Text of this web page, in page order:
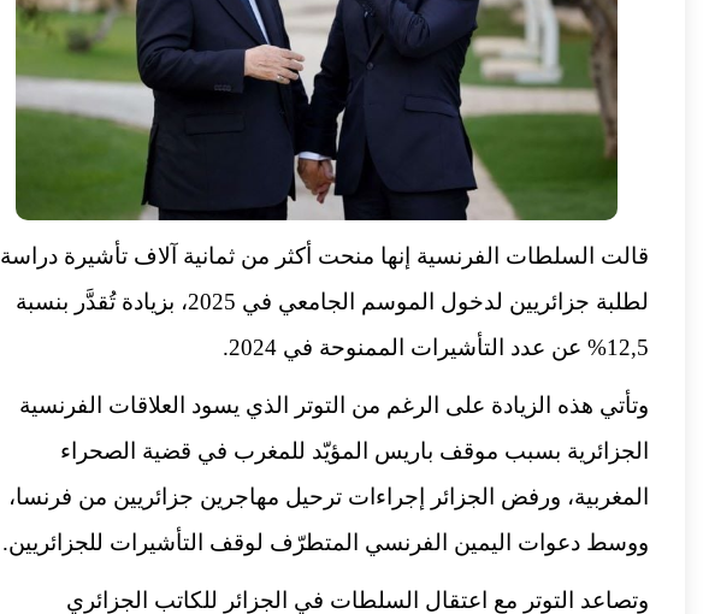
قالت السلطات الفرنسية إنها منحت أكثر من ثمانية آلاف تأشيرة دراسة
لطلبة جزائريين
لدخول الموسم الجامعي في 2025، بزيادة تُقدَّر بنسبة
12,5% عن عدد التأشيرات الممنوحة في 2024.
وتأتي هذه الزيادة على الرغم من التوتر الذي يسود العلاقات الفرنسية
الجزائرية بسبب موقف باريس المؤيّد للمغرب في قضية الصحراء
المغربية، ورفض الجزائر إجراءات ترحيل مهاجرين جزائريين من فرنسا،
ووسط دعوات اليمين الفرنسي المتطرّف لوقف التأشيرات للجزائريين.
وتصاعد التوتر مع اعتقال السلطات في الجزائر للكاتب الجزائري